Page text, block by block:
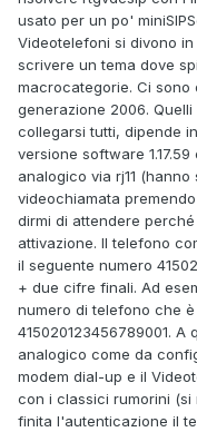
usato per un po'
Videotelefoni si divono
scrivere un tema dove
macrocategorie. Ci sono
generazione 2006.
collegarsi tutti, dipende
versione software
analogico via rj11
videochiamata
dirmi di attendere
attivazione. Il telefono
il seguente numero
+ due cifre finali. Ad
numero di telefono che
415020123456789001. A
analogico come da
modem dial-up e il
con i classici rumorini (si
finita l'autenticazione il